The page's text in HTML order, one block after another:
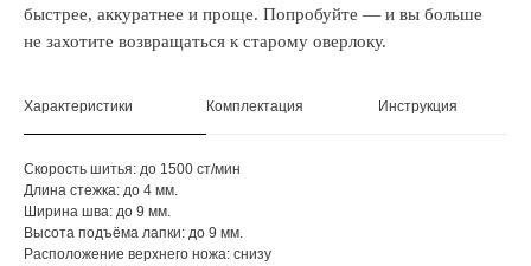
быстрее, аккуратнее и проще. Попробуйте — и вы больше
не захотите возвращаться к старому оверлоку.
Характеристики Комплектация Инструкция
Скорость шитья: до 1500 ст/мин
Длина стежка: до 4 мм.
Ширина шва: до 9 мм.
Высота подъёма лапки: до 9 мм.
Расположение верхнего ножа: снизу